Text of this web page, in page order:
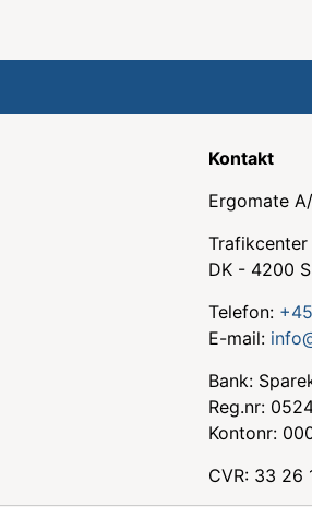
Kontakt
Ergomate
Trafikcenter
DK - 4200
Telefon:
E-mail:
Bank:
Reg.nr:
Kontonr:
CVR: 33 26